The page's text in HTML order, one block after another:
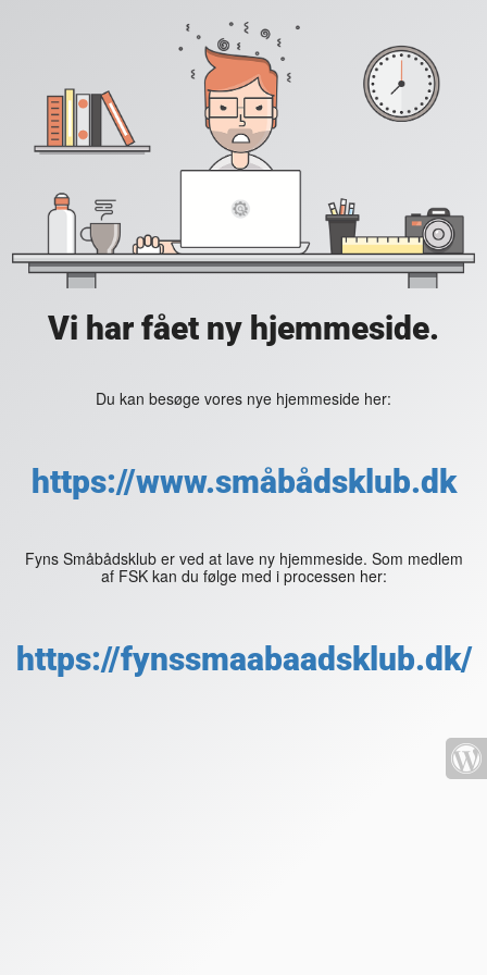
Vi har fået ny hjemmeside.
Du kan besøge vores nye hjemmeside her:
https://www.småbådsklub.dk
Fyns Småbådsklub er ved at lave ny hjemmeside. Som medlem
af FSK kan du følge med i processen her:
https://fynssmaabaadsklub.dk/